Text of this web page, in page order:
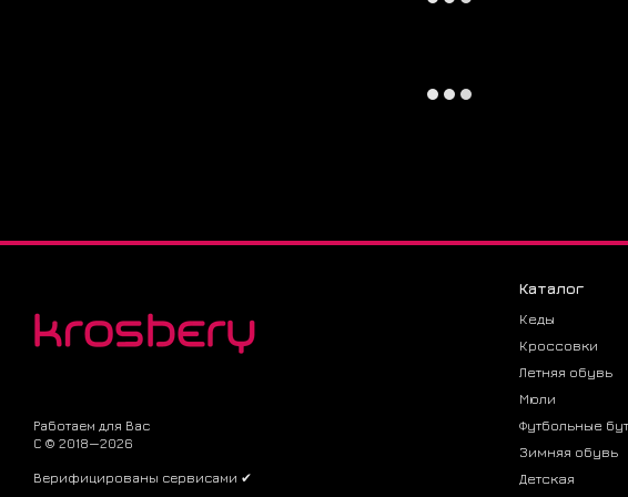
Работаем для Вас
С © 2018—2026
Верифицированы сервисами ✔
Каталог
Кеды
Кроссовки
Летняя обувь
Мюли
Футбольные
Зимняя обувь
Детская